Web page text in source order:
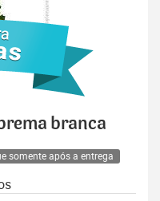
branca
somente após a entrega